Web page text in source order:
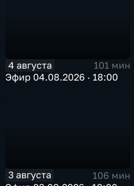
4 августа
101 мин
Эфир 04.08.2026 · 18:00
3 августа
106 мин